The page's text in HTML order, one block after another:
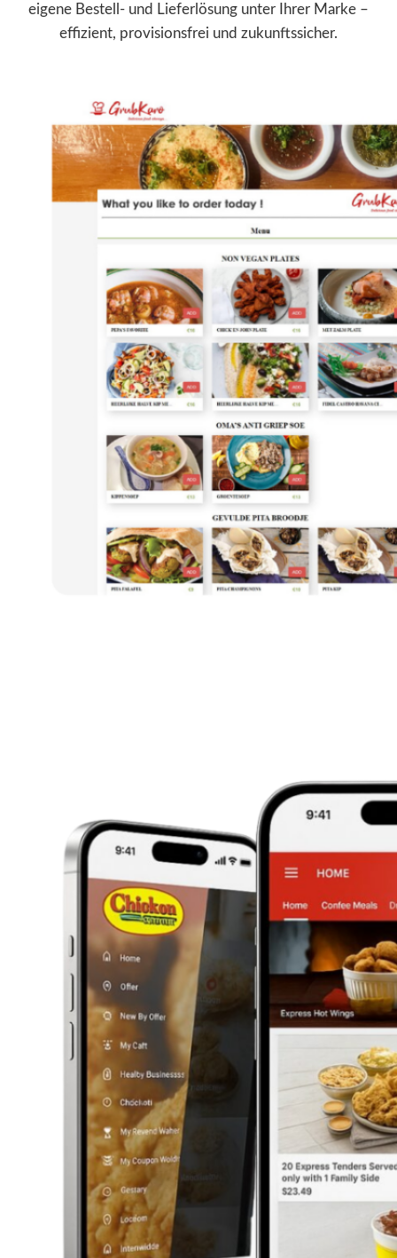
eigene Bestell- und Lieferlösung unter Ihrer Marke –
effizient, provisionsfrei und zukunftssicher.